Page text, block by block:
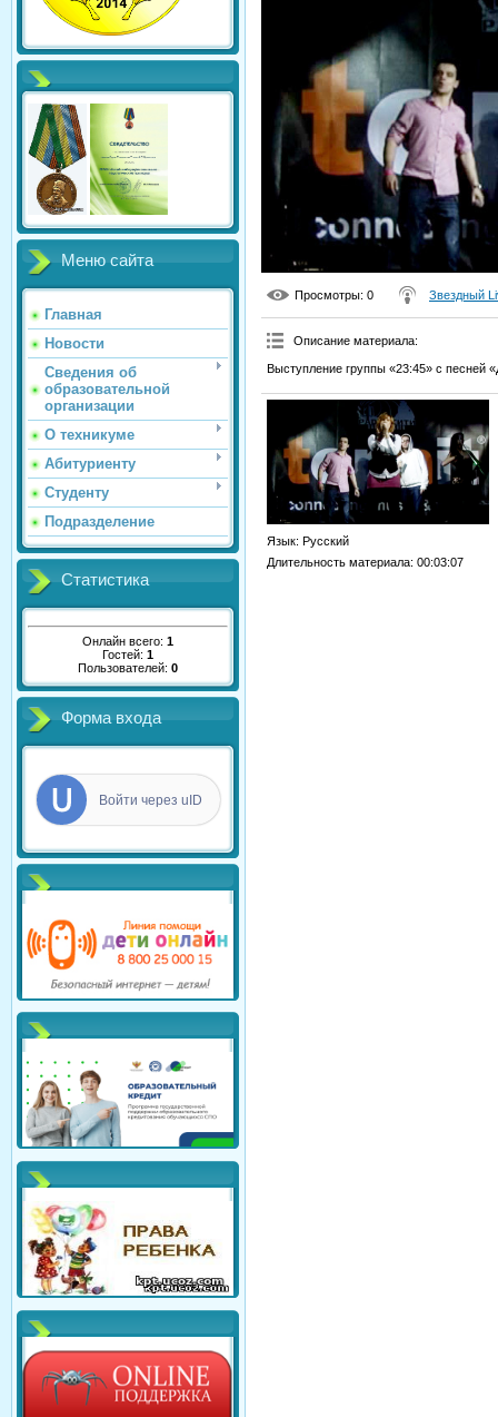
Меню сайта
Главная
Новости
Сведения об
образовательной
организации
О техникуме
Абитуриенту
Студенту
Подразделение
Статистика
Онлайн всего: 1
Гостей: 1
Пользователей: 0
Форма входа
Войти через uID
Просмотры: 0 Звездный
Описание материала:
Выступление группы «23:45» с песней
Язык: Русский
Длительность материала: 00:03:07